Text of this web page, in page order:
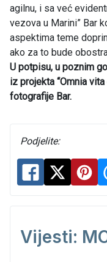
agilnu, i sa već
vezova u Marini” Bar
aspektima teme
ako za to bude
U potpisu, u poznim
iz projekta “Omnia
fotografije Bar.
Podjelite:
Vijesti: